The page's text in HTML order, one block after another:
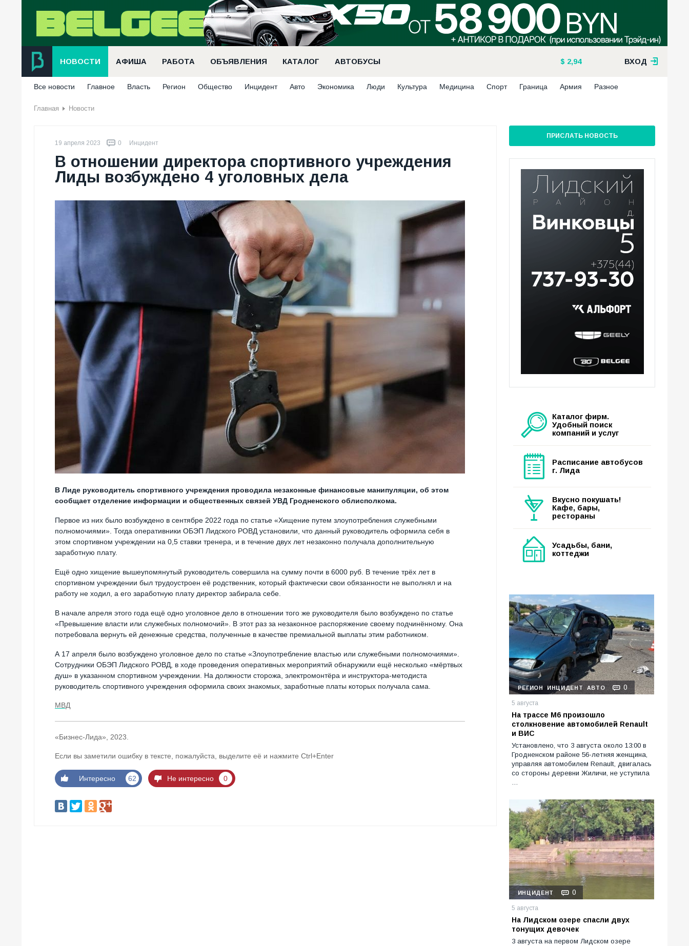
НОВОСТИ АФИША РАБОТА ОБЪЯВЛЕНИЯ КАТАЛОГ АВТОБУСЫ 2,94 ВХОД
Все новости Главное Власть Регион Общество Инцидент Авто Экономика Люди Культура Медицина Спорт Граница Армия Разное
Главная Новости
19 апреля 2023 0 Инцидент
В отношении директора спортивного учреждения
Лиды возбуждено 4 уголовных дела
В Лиде руководитель спортивного учреждения проводила незаконные финансовые манипуляции, об этом
сообщает отделение информации и общественных связей УВД Гродненского облисполкома.
Первое из них было возбуждено в сентябре 2022 года по статье «Хищение путем злоупотребления служебными
полномочиями». Тогда оперативники ОБЭП Лидского РОВД установили, что данный руководитель оформила себя в
этом спортивном учреждении на 0,5 ставки тренера, и в течение двух лет незаконно получала дополнительную
заработную плату.
Ещё одно хищение вышеупомянутый руководитель совершила на сумму почти в 6000 руб. В течение трёх лет в
спортивном учреждении был трудоустроен её родственник, который фактически свои обязанности не выполнял и на
работу не ходил, а его заработную плату директор забирала себе.
В начале апреля этого года ещё одно уголовное дело в отношении того же руководителя было возбуждено по статье
«Превышение власти или служебных полномочий». В этот раз за незаконное распоряжение своему подчинённому. Она
потребовала вернуть ей денежные средства, полученные в качестве премиальной выплаты этим работником.
А 17 апреля было возбуждено уголовное дело по статье «Злоупотребление властью или служебными полномочиями».
Сотрудники ОБЭП Лидского РОВД, в ходе проведения оперативных мероприятий обнаружили ещё несколько «мёртвых
душ» в указанном спортивном учреждении. На должности сторожа, электромонтёра и инструктора-методиста
руководитель спортивного учреждения оформила своих знакомых, заработные платы которых получала сама.
МВД
«Бизнес-Лида», 2023.
Если вы заметили ошибку в тексте, пожалуйста, выделите её и нажмите Ctrl+Enter
Интересно 62 Не интересно 0
ПРИСЛАТЬ НОВОСТЬ
Каталог фирм.
Удобный поиск
компаний и услуг
Расписание автобусов
г. Лида
Вкусно покушать!
Кафе, бары,
рестораны
Усадьбы, бани,
коттеджи
РЕГИОН ИНЦИДЕНТ АВТО 0
5 августа
На трассе М6 произошло
столкновение автомобилей Renault
и ВИС
Установлено, что 3 августа около 13:00 в
Гродненском районе 56-летняя женщина,
управляя автомобилем Renault, двигалась
со стороны деревни Жиличи, не уступила
…
ИНЦИДЕНТ 0
5 августа
На Лидском озере спасли двух
тонущих девочек
3 августа на первом Лидском озере